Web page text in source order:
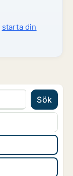
starta din
Sök